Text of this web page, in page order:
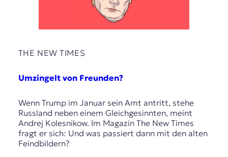
THE NEW TIMES
Umzingelt von Freunden?
Wenn Trump im Januar sein Amt antritt, stehe
Russland neben einem Gleichgesinnten, meint
Andrej Kolesnikow. Im Magazin The New Times
fragt er sich: Und was passiert dann mit den alten
Feindbildern?